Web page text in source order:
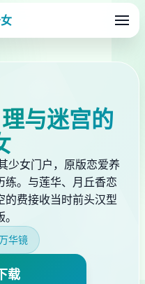
与迷宫的
少女门户，原版恋爱养
练。与莲华、月丘香恋
的费接收当时前头汉型
华镜
载